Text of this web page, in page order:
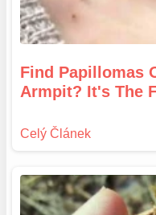
Find Papillomas
Armpit? It's The